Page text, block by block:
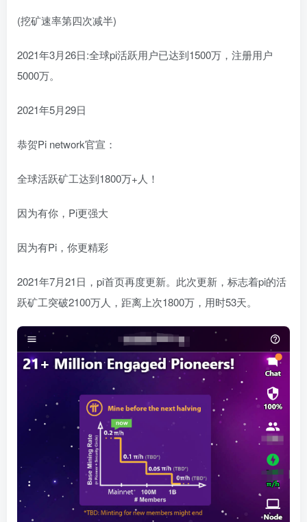
(挖矿速率第四次减半)
2021年3月26日:全球pi活跃用户已达到1500万，注册用户
5000万。
2021年5月29日
恭贺Pi network官宣：
全球活跃矿工达到1800万+人！
因为有你，Pi更强大
因为有Pi，你更精彩
2021年7月21日，pi首页再度更新。此次更新，标志着pi的活
跃矿工突破2100万人，距离上次1800万，用时53天。